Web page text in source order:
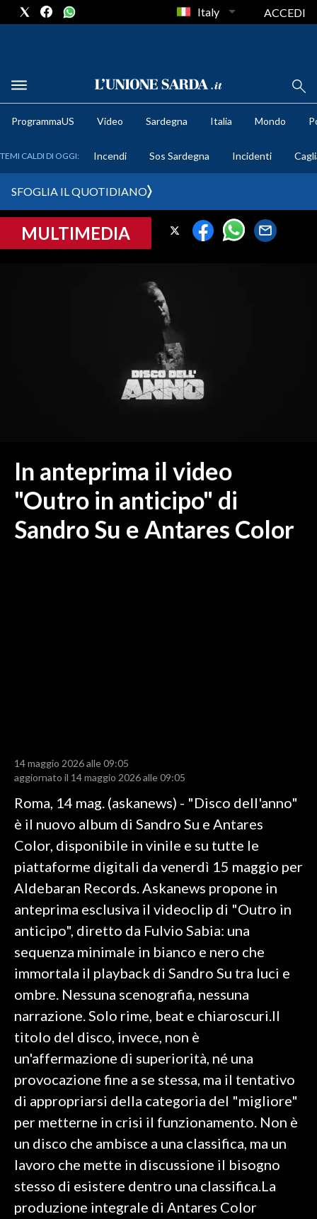
METEO
CRONACA SARDEGNA
ITALIA
MONDO
RISULTATI E CLASSIFICHE
CALCIO REGIONALE
BASKET
VOLLEY
MOTORI
TENNIS
ALTRI SPORT
CULTURA
GOSSIP
SALUTE
SARDEGNA TURISMO
SARDI NEL MONDO
NOTIZIE
EVENTI
Italy ACCEDI
ProgrammaUS Video Sardegna Italia Mondo
TEMI CALDI DI OGGI: Incendi Sos Sardegna Incidenti
SFOGLIA IL QUOTIDIANO
MULTIMEDIA
In anteprima il video
"Outro in anticipo" di
Sandro Su e Antares Color
14 maggio 2026 alle 09:05
aggiornato il 14 maggio 2026 alle 09:05
Roma, 14 mag. (askanews) - "Disco dell'anno"
è il nuovo album di Sandro Su e Antares
Color, disponibile in vinile e su tutte le
piattaforme digitali da venerdì 15 maggio per
Aldebaran Records. Askanews propone in
anteprima esclusiva il videoclip di "Outro in
anticipo", diretto da Fulvio Sabia: una
sequenza minimale in bianco e nero che
immortala il playback di Sandro Su tra luci e
ombre. Nessuna scenografia, nessuna
narrazione. Solo rime, beat e chiaroscuri.Il
titolo del disco, invece, non è
un'affermazione di superiorità, né una
provocazione fine a se stessa, ma il tentativo
di appropriarsi della categoria del "migliore"
per metterne in crisi il funzionamento. Non è
un disco che ambisce a una classifica, ma un
lavoro che mette in discussione il bisogno
stesso di esistere dentro una classifica.La
produzione integrale di Antares Color